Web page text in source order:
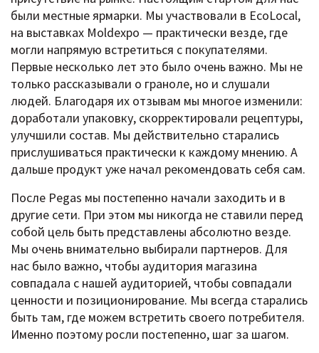
были местные ярмарки. Мы участвовали в EcoLocal,
на выставках Moldexpo — практически везде, где
могли напрямую встретиться с покупателями.
Первые несколько лет это было очень важно. Мы не
только рассказывали о граноле, но и слушали
людей. Благодаря их отзывам мы многое изменили:
доработали упаковку, скорректировали рецептуры,
улучшили состав. Мы действительно старались
прислушиваться практически к каждому мнению. А
дальше продукт уже начал рекомендовать себя сам.
После Pegas мы постепенно начали заходить и в
другие сети. При этом мы никогда не ставили перед
собой цель быть представлены абсолютно везде.
Мы очень внимательно выбирали партнеров. Для
нас было важно, чтобы аудитория магазина
совпадала с нашей аудиторией, чтобы совпадали
ценности и позиционирование. Мы всегда старались
быть там, где можем встретить своего потребителя.
Именно поэтому росли постепенно, шаг за шагом.